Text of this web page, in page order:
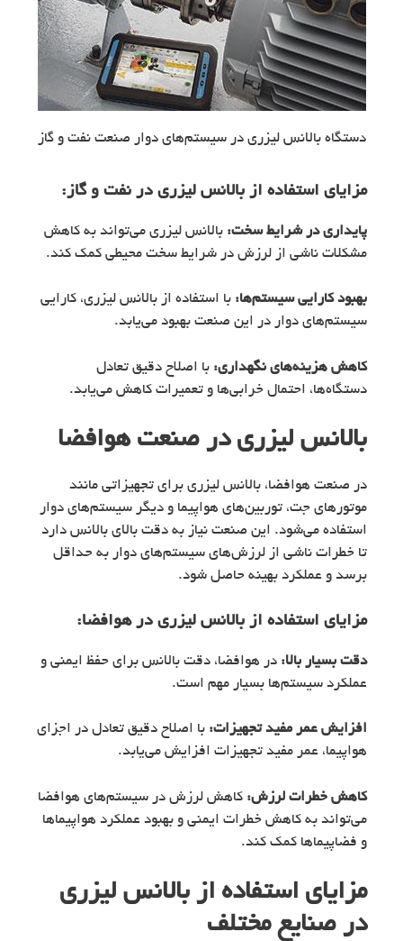
دستگاه بالانس لیزری در سیستم‌های دوار صنعت نفت و گاز
مزایای استفاده از بالانس لیزری در نفت و گاز:
پایداری در شرایط سخت: بالانس لیزری می‌تواند به کاهش
مشکلات ناشی از لرزش در شرایط سخت محیطی کمک کند.
بهبود کارایی سیستم‌ها: با استفاده از بالانس لیزری، کارایی
سیستم‌های دوار در این صنعت بهبود می‌یابد.
کاهش هزینه‌های نگهداری: با اصلاح دقیق تعادل
دستگاه‌ها، احتمال خرابی‌ها و تعمیرات کاهش می‌یابد.
بالانس لیزری در صنعت هوافضا
در صنعت هوافضا، بالانس لیزری برای تجهیزاتی مانند
موتورهای جت، توربین‌های هواپیما و دیگر سیستم‌های دوار
استفاده می‌شود. این صنعت نیاز به دقت بالای بالانس دارد
تا خطرات ناشی از لرزش‌های سیستم‌های دوار به حداقل
برسد و عملکرد بهینه حاصل شود.
مزایای استفاده از بالانس لیزری در هوافضا:
دقت بسیار بالا: در هوافضا، دقت بالانس برای حفظ ایمنی و
عملکرد سیستم‌ها بسیار مهم است.
افزایش عمر مفید تجهیزات: با اصلاح دقیق تعادل در اجزای
هواپیما، عمر مفید تجهیزات افزایش می‌یابد.
کاهش خطرات لرزش: کاهش لرزش در سیستم‌های هوافضا
می‌تواند به کاهش خطرات ایمنی و بهبود عملکرد هواپیماها
و فضاپیماها کمک کند.
مزایای استفاده از بالانس لیزری
در صنایع مختلف